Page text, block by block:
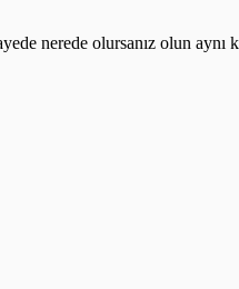
nerede olursanız olun